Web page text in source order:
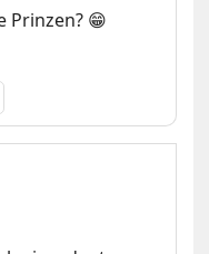
Prinzen? 😁